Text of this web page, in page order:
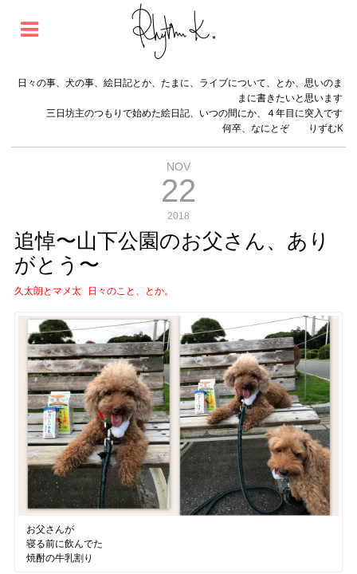
日々の事、犬の事、絵日記とか、たまに、ライブについて、とか、思いのま
まに書きたいと思います
三日坊主のつもりで始めた絵日記、いつの間にか、４年目に突入です
何卒、なにとぞ りずむK
NOV
22
2018
追悼〜山下公園のお父さん、あり
がとう〜
久太朗とマメ太 日々のこと、とか。
お父さんが
寝る前に飲んでた
焼酎の牛乳割り